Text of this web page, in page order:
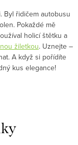
Byl řidičem autobusu
Pokaždé mě
holicí štětku a
žiletkou. Uznejte –
A když si pořídíte
kus elegance!